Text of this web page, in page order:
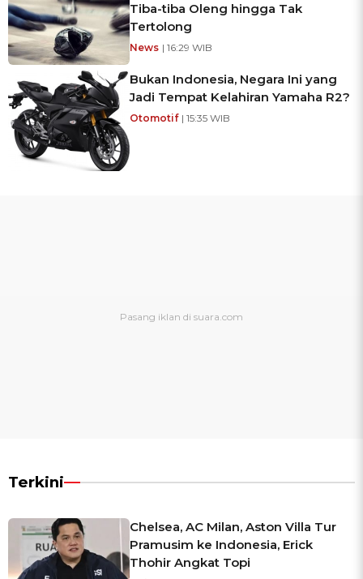
Tiba-tiba Oleng hingga Tak
Tertolong
News | 16:29 WIB
Bukan Indonesia, Negara Ini yang
Jadi Tempat Kelahiran Yamaha R2?
Otomotif | 15:35 WIB
Terkini
Chelsea, AC Milan, Aston Villa Tur
Pramusim ke Indonesia, Erick
Thohir Angkat Topi